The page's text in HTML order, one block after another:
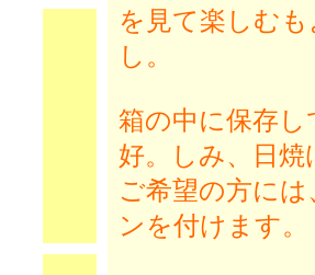
を見て楽しむ
し。
箱の中に保存
好。しみ、日
ご希望の方に
ンを付けます。